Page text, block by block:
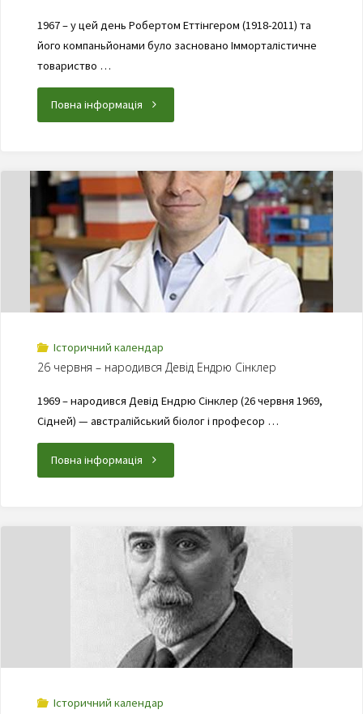
1967 – у цей день Робертом Еттінгером (1918-2011) та
його компаньйонами було засновано Імморталістичне
товариство …
Повна інформація
Історичний календар
26 червня – народився Девід Ендрю Сінклер
1969 – народився Девід Ендрю Сінклер (26 червня 1969,
Сідней) — австралійський біолог і професор …
Повна інформація
Історичний календар